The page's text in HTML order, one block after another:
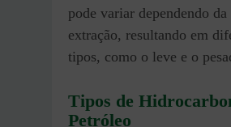
pode variar dependendo da
extração, resultando em
tipos, como o leve e o
Tipos de
Petróleo